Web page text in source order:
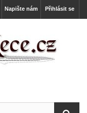
Přihlásit se
Napište nám